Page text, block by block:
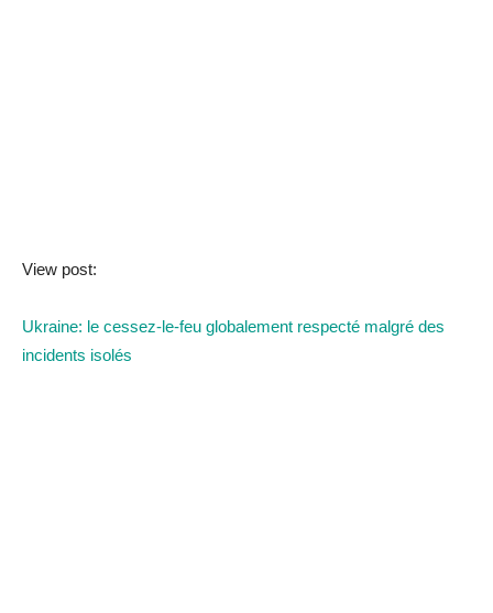
View post:
Ukraine: le cessez-le-feu globalement respecté malgré des
incidents isolés